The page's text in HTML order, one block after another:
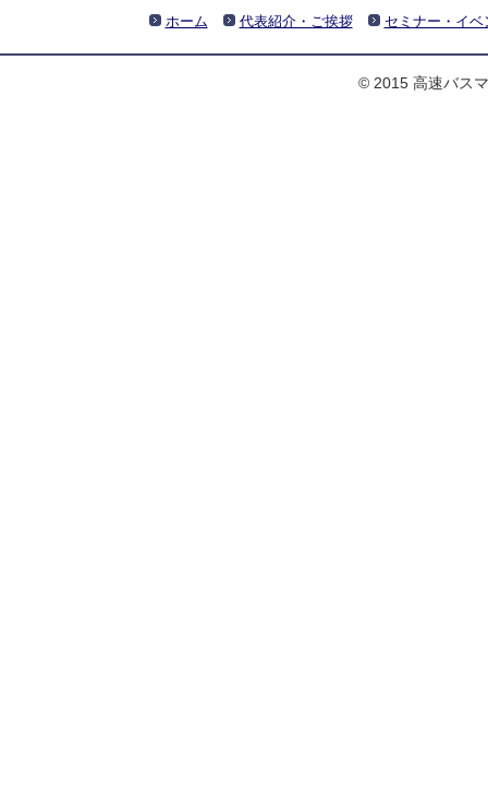
ホーム 代表紹介・ご挨拶 セミナー・イベ
© 2015 高速バス